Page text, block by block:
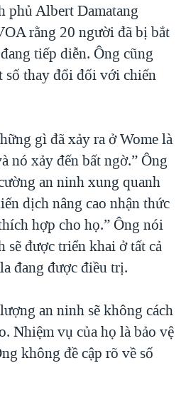
phủ Albert Damatang
rằng 20 người đã bị bắt
tiếp diễn. Ông cũng
số thay đổi đối với chiến
gì đã xảy ra ở Wome là
nó xảy đến bất ngờ.” Ông
an ninh xung quanh
dịch nâng cao nhận thức
hợp cho họ.” Ông nói
sẽ được triển khai ở tất cả
đang được điều trị.
an ninh sẽ không cách
Nhiệm vụ của họ là bảo vệ
không đề cập rõ về số